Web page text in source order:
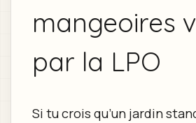
mangeoires
par la LPO
Si tu crois qu’un jardin